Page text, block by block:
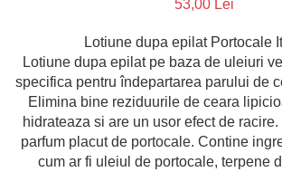
53,00 Lei
Lotiune dupa epilat Portocale
Lotiune dupa epilat pe baza de uleiuri
specifica pentru îndepartarea parului de
Elimina bine reziduurile de ceara
hidrateaza si are un usor efect de
parfum placut de portocale. Contine
cum ar fi uleiul de portocale, terpene